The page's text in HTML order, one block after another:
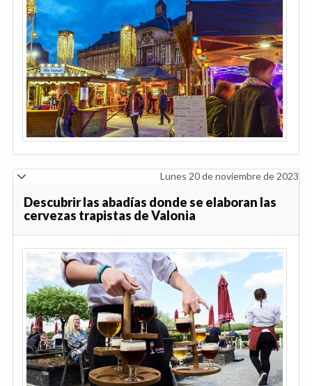
Lunes 20 de noviembre de 2023
Descubrir las abadías donde se elaboran las
cervezas trapistas de Valonia